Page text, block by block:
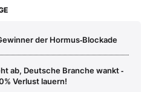
der Hormus‑Blockade
ab, Deutsche Branche wankt ‑
Verlust lauern!